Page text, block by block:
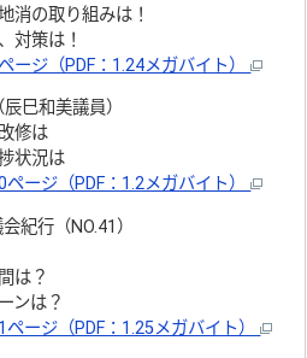
消の取り組みは！
対策は！
ージ（PDF：1.24メガバイト）
巳和美議員）
修は
状況は
ページ（PDF：1.2メガバイト）
紀行（NO.41）
は？
ンは？
ページ（PDF：1.25メガバイト）